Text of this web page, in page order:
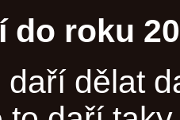
do roku
dělat